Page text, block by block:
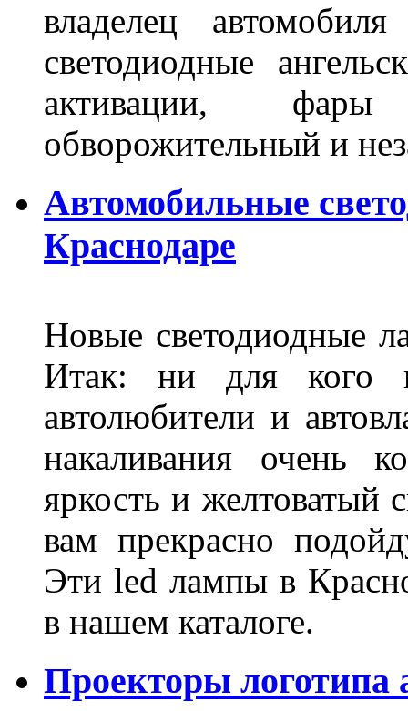
владелец
светодиодные
активации, фары
обворожительный и
Автомобильные
Краснодаре
Новые светодиодные
Итак: ни для кого
автолюбители и
накаливания очень
яркость и желтоватый
вам прекрасно
Эти led лампы в
в нашем каталоге.
Проекторы логотипа